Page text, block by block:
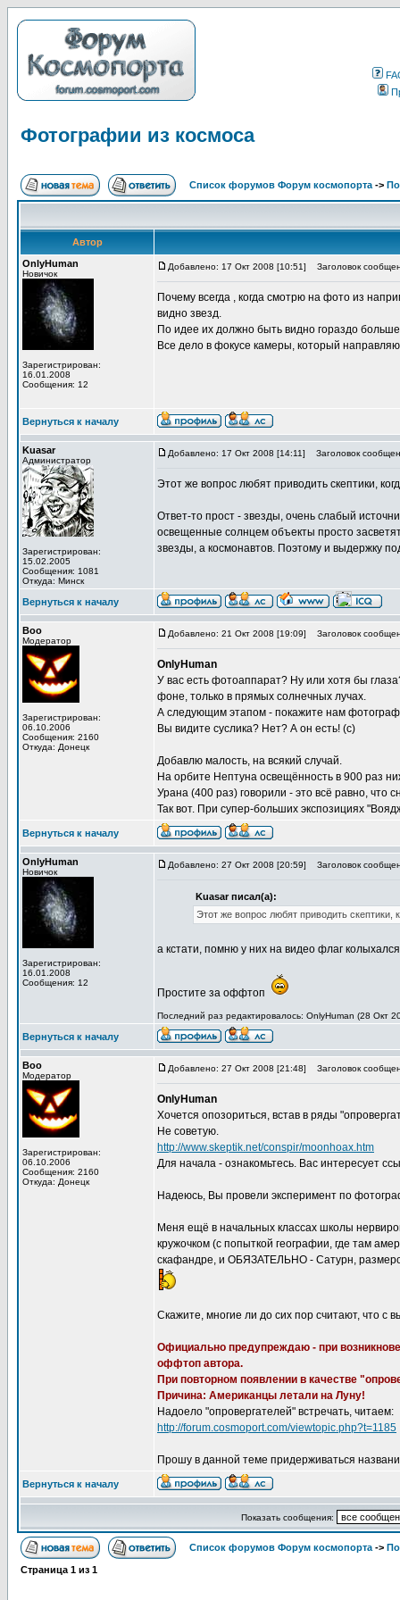
Фотографии из космоса
Список форумов Форум космопорта ->
Автор
OnlyHuman
Новичок
Зарегистрирован:
16.01.2008
Сообщения: 12
Добавлено: 17 Окт 2008 [10:51] Заголовок
Почему всегда , когда смотрю на фото из
видно звезд.
По идее их должно быть видно гораздо
Все дело в фокусе камеры, который
Вернуться к началу
Kuasar
Администратор
Зарегистрирован:
15.02.2005
Сообщения: 1081
Откуда: Минск
Добавлено: 17 Окт 2008 [14:11] Заголовок
Этот же вопрос любят приводить скептики,
Ответ-то прост - звезды, очень слабый
освещенные солнцем объекты просто
звезды, а космонавтов. Поэтому и выдержку
Вернуться к началу
Boo
Модератор
Зарегистрирован:
06.10.2006
Сообщения: 2160
Откуда: Донецк
Добавлено: 21 Окт 2008 [19:09] Заголовок
OnlyHuman
У вас есть фотоаппарат? Ну или хотя бы
фоне, только в прямых солнечных лучах.
А следующим этапом - покажите нам
Вы видите суслика? Нет? А он есть! (с)
Добавлю малость, на всякий случай.
На орбите Нептуна освещённость в 900 раз
Урана (400 раз) говорили - это всё равно, что
Так вот. При супер-больших экспозициях
Вернуться к началу
OnlyHuman
Новичок
Зарегистрирован:
16.01.2008
Сообщения: 12
Добавлено: 27 Окт 2008 [20:59] Заголовок
Kuasar писал(а):
Этот же вопрос любят приводить скептики,
а кстати, помню у них на видео флаг
Простите за оффтоп
Последний раз редактировалось: OnlyHuman (28 Окт
Вернуться к началу
Boo
Модератор
Зарегистрирован:
06.10.2006
Сообщения: 2160
Откуда: Донецк
Добавлено: 27 Окт 2008 [21:48] Заголовок
OnlyHuman
Хочется опозориться, встав в ряды
Не советую.
http://www.skeptik.net/conspir/moonhoax.htm
Для начала - ознакомьтесь. Вас интересует
Надеюсь, Вы провели эксперимент по
Меня ещё в начальных классах школы
кружочком (с попыткой географии, где там
скафандре, и ОБЯЗАТЕЛЬНО - Сатурн,
Скажите, многие ли до сих пор считают, что с
Официально предупреждаю - при
оффтоп автора.
При повторном появлении в качестве
Причина: Американцы летали на Луну!
Надоело "опровергателей" встречать, читаем:
http://forum.cosmoport.com/viewtopic.php?t=1185
Прошу в данной теме придерживаться
Вернуться к началу
Показать сообщения:
Список форумов Форум космопорта ->
Страница 1 из 1